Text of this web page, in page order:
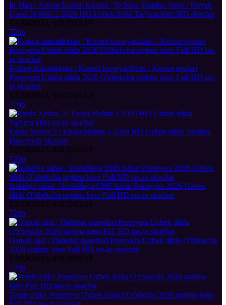
Ip Man : Adolat Uchun Kurash / Ip Man: Klanlar Jangi / Buyuk
Ustoz Ip Man 2 2026 HD Uzbek tilida Tarjima kino HD skachat
ТАРЖИМА ФИЛМЛАР
720p
Koinot hukmdorlari / Koinot himoyachilari / Koinot egalari
Premyera Uzbek tilida 2026 O'zbekcha tarjima kino Full HD tas-
ix skachat
ТАРЖИМА ФИЛМЛАР
720p
Enola Xolms 3 / Enola Holms 3 2026 HD Uzbek tilida Tarjima
kino tas-ix skachat
ТАРЖИМА ФИЛМЛАР
720p
Izabelga xabar / Izabellaga SMS habar Premyera 2026 Uzbek
tilida O'zbekcha tarjima kino Full HD tas-ix skachat
ТАРЖИМА ФИЛМЛАР
720p
Qanotli ajal / Dahshat qanotlari Premyera Uzbek tilida O'zbekcha
2026 tarjima kino Full HD tas-ix skachat
ТАРЖИМА ФИЛМЛАР
720p
Temir o'pka Premyera Uzbek tilida O'zbekcha 2026 tarjima kino